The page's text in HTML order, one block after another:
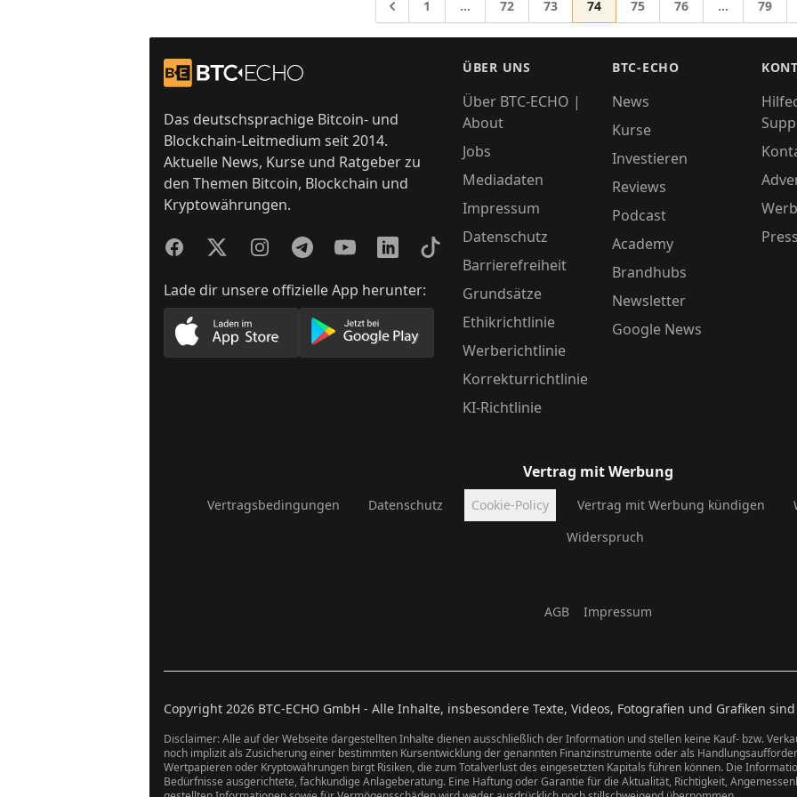
Gehe zu
Gehe zur Seite
1 Zwischenseiten weggelassen
… Gehe zur Seite
72 Gehe zur Seite
73 Gehe zur Seite
74 Gehe zur Seite
75 Gehe zur Seite
76 … Gehe
79
Zur Startseite
Das deutschsprachige Bitcoin- und
Blockchain-Leitmedium seit 2014.
Aktuelle News, Kurse und Ratgeber zu
den Themen Bitcoin, Blockchain und
Kryptowährungen.
FacebookTwitterInstagramTelegramYouTubeLinkedInTikTok
Lade dir unsere offizielle App herunter:
Lade unsere App im AppStore herunterLade unsere App im PlayStore herunter
ÜBER UNS
Über BTC-ECHO |
About
Jobs
Mediadaten
Impressum
Datenschutz
Barrierefreiheit
Grundsätze
Ethikrichtlinie
Werberichtlinie
Korrekturrichtlinie
KI-Richtlinie
BTC-ECHO
News
Kurse
Investieren
Reviews
Podcast
Academy
Brandhubs
Newsletter
Google News
Vertrag mit Werbung
Vertragsbedingungen Datenschutz Cookie-Policy Vertrag mit Werbung kündigen
Widerspruch
AGB Impressum
Copyright 2026 BTC-ECHO GmbH - Alle Inhalte, insbesondere Texte, Videos, Fotografien und Grafiken
Disclaimer: Alle auf der Webseite dargestellten Inhalte dienen ausschließlich der Information und stellen keine Kauf- bzw.
noch implizit als Zusicherung einer bestimmten Kursentwicklung der genannten Finanzinstrumente oder als
Wertpapieren oder Kryptowährungen birgt Risiken, die zum Totalverlust des eingesetzten Kapitals führen können. Die
Bedürfnisse ausgerichtete, fachkundige Anlageberatung. Eine Haftung oder Garantie für die Aktualität, Richtigkeit,